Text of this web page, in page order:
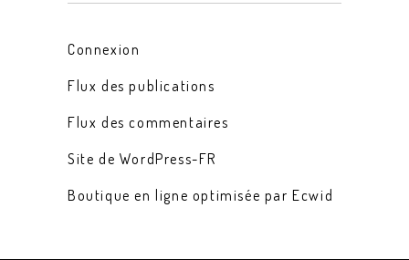
Connexion
Flux des publications
Flux des commentaires
Site de WordPress-FR
Boutique en ligne optimisée par Ecwid